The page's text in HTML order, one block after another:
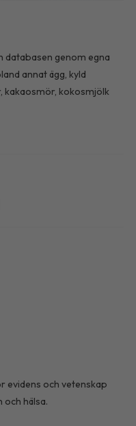
databasen genom egna
annat ägg, kyld
kakaosmör, kokosmjölk
evidens och vetenskap
och hälsa.